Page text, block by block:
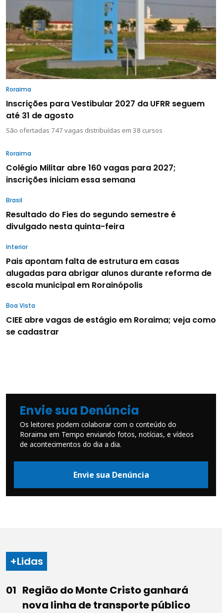
Roraima
Inscrições para Vestibular 2027 da UFRR seguem
até 31 de agosto
São ofertadas 747 vagas distribuídas em 38 cursos
Roraima
Colégio Militar abre 160 vagas para 2027;
inscrições iniciam essa semana
Brasil
Resultado do Fies do segundo semestre é
divulgado nesta quinta-feira
Interior
Pais apontam falta de estrutura em casas
alugadas para abrigar alunos durante reforma de
escola municipal em Rorainópolis
Boa Vista
CIEE abre vagas de estágio em Roraima; veja como
se cadastrar
Envie sua Denúncia
Os leitores podem colaborar com o conteúdo do
Roraima em Tempo enviando fotos, notícias, e vídeos
de acontecimentos do dia a dia.
Envie sua Denúncia
+Lidas
Região do Monte Cristo ganhará
nova linha de transporte público